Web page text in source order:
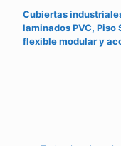
Cubiertas
laminados PVC, Piso
flexible modular y